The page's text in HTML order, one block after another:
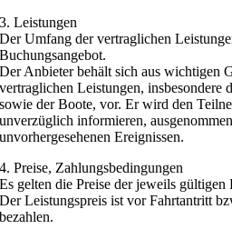
3. Leistungen
Der Umfang der vertraglichen
Buchungsangebot.
Der Anbieter behält sich aus wichtigen
vertraglichen Leistungen, insbesondere
sowie der Boote, vor. Er wird den
unverzüglich informieren,
unvorhergesehenen Ereignissen.
4. Preise, Zahlungsbedingungen
Es gelten die Preise der jeweils gültigen
Der Leistungspreis ist vor Fahrtantritt
bezahlen.